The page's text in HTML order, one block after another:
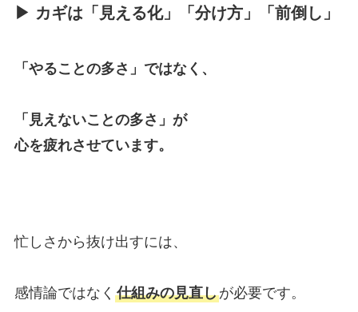
▶ カギは「見える化」「分け方」「前倒し」
「やることの多さ」ではなく、
「見えないことの多さ」が
心を疲れさせています。
忙しさから抜け出すには、
感情論ではなく 仕組みの見直しが必要です。